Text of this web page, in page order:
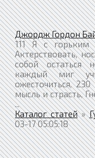
Джордж Гордон
111 Я с горьким
Актерствовать,
собой остаться
каждый миг
ожесточиться,
мысль и страсть,
...
Каталог статей»
03-17 05:05:18